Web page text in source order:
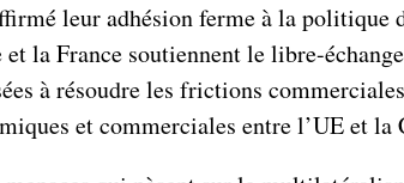
leur adhésion ferme à la politique
la France soutiennent le libre-
à résoudre les frictions
et commerciales entre l’UE et la